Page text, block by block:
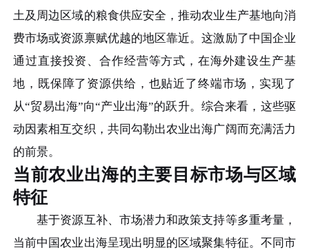
土及周边区域的粮食供应安全，推动农业生产基地向消
费市场或资源禀赋优越的地区靠近。这激励了中国企业
通过直接投资、合作经营等方式，在海外建设生产基
地，既保障了资源供给，也贴近了终端市场，实现了
从“贸易出海”向“产业出海”的跃升。综合来看，这些驱
动因素相互交织，共同勾勒出农业出海广阔而充满活力
的前景。
当前农业出海的主要目标市场与区域
特征
基于资源互补、市场潜力和政策支持等多重考量，
当前中国农业出海呈现出明显的区域聚集特征。不同市